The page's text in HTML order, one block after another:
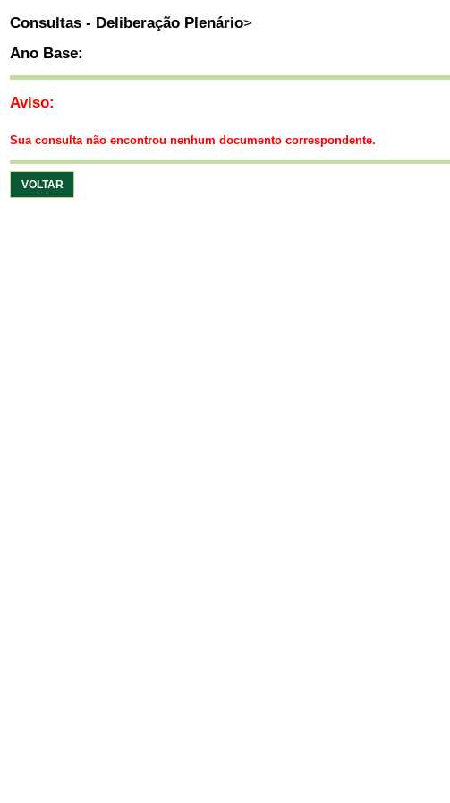
Consultas - Deliberação Plenário>
Ano Base:
Aviso:
Sua consulta não encontrou nenhum documento correspondente.